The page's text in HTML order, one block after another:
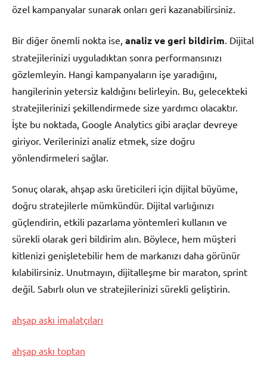
özel kampanyalar sunarak onları geri kazanabilirsiniz.
Bir diğer önemli nokta ise, analiz ve geri bildirim. Dijital
stratejilerinizi uyguladıktan sonra performansınızı
gözlemleyin. Hangi kampanyaların işe yaradığını,
hangilerinin yetersiz kaldığını belirleyin. Bu, gelecekteki
stratejilerinizi şekillendirmede size yardımcı olacaktır.
İşte bu noktada, Google Analytics gibi araçlar devreye
giriyor. Verilerinizi analiz etmek, size doğru
yönlendirmeleri sağlar.
Sonuç olarak, ahşap askı üreticileri için dijital büyüme,
doğru stratejilerle mümkündür. Dijital varlığınızı
güçlendirin, etkili pazarlama yöntemleri kullanın ve
sürekli olarak geri bildirim alın. Böylece, hem müşteri
kitlenizi genişletebilir hem de markanızı daha görünür
kılabilirsiniz. Unutmayın, dijitalleşme bir maraton, sprint
değil. Sabırlı olun ve stratejilerinizi sürekli geliştirin.
ahşap askı imalatçıları
ahşap askı toptan